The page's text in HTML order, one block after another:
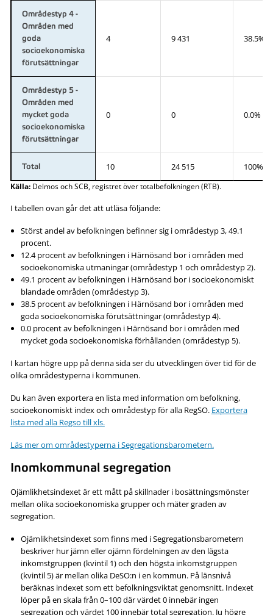
Områdestyp 4 -
Områden med
goda
socioekonomiska
förutsättningar
4 9 431 38.5%
Områdestyp 5 -
Områden med
mycket goda
socioekonomiska
förutsättningar
0 0 0.0%
Total 10 24 515 100%
Källa:Delmos och SCB, registret över totalbefolkningen (RTB).
I tabellen ovan går det att utläsa följande:
Störst andel av befolkningen befinner sig i områdestyp 3, 49.1
procent.
12.4 procent av befolkningen i Härnösand bor i områden med
socioekonomiska utmaningar (områdestyp 1 och områdestyp 2).
49.1 procent av befolkningen i Härnösand bor i socioekonomiskt
blandade områden (områdestyp 3).
38.5 procent av befolkningen i Härnösand bor i områden med
goda socioekonomiska förutsättningar (områdestyp 4).
0.0 procent av befolkningen i Härnösand bor i områden med
mycket goda socioekonomiska förhållanden (områdestyp 5).
I kartan högre upp på denna sida ser du utvecklingen över tid för de
olika områdestyperna i kommunen.
Du kan även exportera en lista med information om befolkning,
socioekonomiskt index och områdestyp för alla RegSO. Exportera
lista med alla Regso till xls.
Läs mer om områdestyperna i Segregationsbarometern.
Inomkommunal segregation
Ojämlikhetsindexet är ett mått på skillnader i bosättningsmönster
mellan olika socioekonomiska grupper och mäter graden av
segregation.
Ojämlikhetsindexet som finns med i Segregationsbarometern
beskriver hur jämn eller ojämn fördelningen av den lägsta
inkomstgruppen (kvintil 1) och den högsta inkomstgruppen
(kvintil 5) är mellan olika DeSO:n i en kommun. På länsnivå
beräknas indexet som ett befolkningsviktat genomsnitt. Indexet
löper på en skala från 0–100 där värdet 0 innebär ingen
segregation och värdet 100 innebär total segregation. Ju högre